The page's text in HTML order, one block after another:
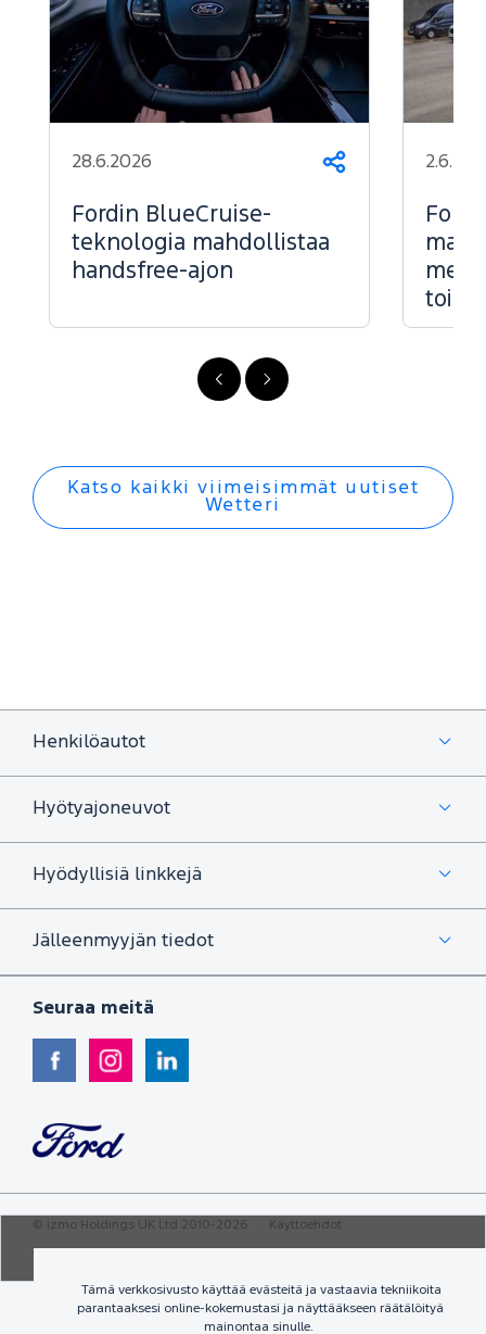
FI
-
FI
-
Jaa
28.6.2026
Fordin BlueCruise-
teknologia mahdollistaa
handsfree-ajon
Ford
Katso kaikki viimeisimmät uutiset
Wetteri
Henkilöautot
Hyötyajoneuvot
Hyödyllisiä linkkejä
Jälleenmyyjän tiedot
Seuraa meitä
© izmo Holdings UK Ltd 2010-2026 Käyttöehdot
Tämä verkkosivusto käyttää evästeitä ja vastaavia tekniikoita
parantaaksesi online-kokemustasi ja näyttääkseen räätälöityä
mainontaa sinulle.